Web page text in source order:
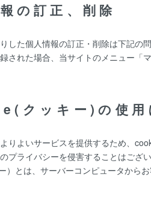
の訂正、削除
した個人情報の訂正・削除は下記の
された場合、当サイトのメニュー「
クッキー)の使用
りよいサービスを提供するため、
プライバシーを侵害することはござい
）とは、サーバーコンピュータから